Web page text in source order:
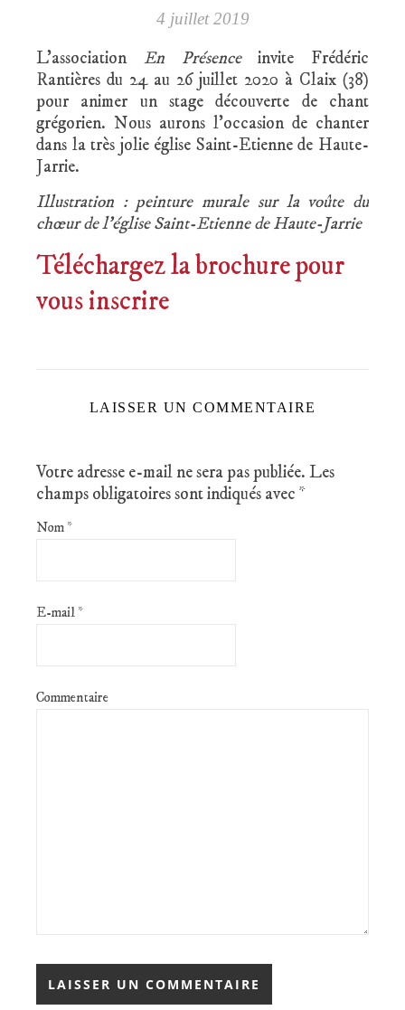
4 juillet 2019
L’association En Présenceinvite Frédéric
Rantières du 24 au 26 juillet 2020 à Claix (38)
pour animer un stage découverte de chant
grégorien. Nous aurons l’occasion de chanter
dans la très jolie église Saint-Etienne de Haute-
Jarrie.
Illustration : peinture murale sur la voûte du
chœur de l’église Saint-Etienne de Haute-Jarrie
Téléchargez la brochure pour
vous inscrire
LAISSER UN COMMENTAIRE
Votre adresse e-mail ne sera pas publiée. Les
champs obligatoires sont indiqués avec *
Nom *
E-mail *
Commentaire